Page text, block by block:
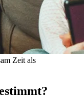
Zeit als